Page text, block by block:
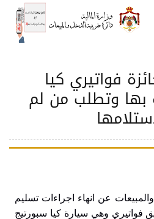
فواتيري كيا
بها وتطلب من لم
عن انهاء اجراءات تسليم
فواتيري وهي سيارة كيا سبورتيج